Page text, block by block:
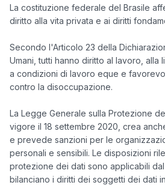
La costituzione federale del Brasile
diritto alla vita privata e ai diritti
Secondo l'Articolo 23 della
Umani, tutti hanno diritto al lavoro, alla
a condizioni di lavoro eque e
contro la disoccupazione.
La Legge Generale sulla Protezione
vigore il 18 settembre 2020, crea
e prevede sanzioni per le
personali e sensibili. Le disposizioni
protezione dei dati sono applicabili dal
bilanciano i diritti dei soggetti dei dati